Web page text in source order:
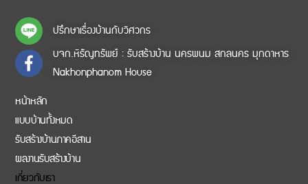
ปรึกษาเรื่องบ้านกับวิศวกร
บจก.หิรัญทรัพย์ : รับสร้างบ้าน นครพนม สกลนคร มุกดาหาร
Nakhonphanom House
หน้าหลัก
แบบบ้านทั้งหมด
รับสร้างบ้านภาคอีสาน
ผลงานรับสร้างบ้าน
เกี่ยวกับเรา